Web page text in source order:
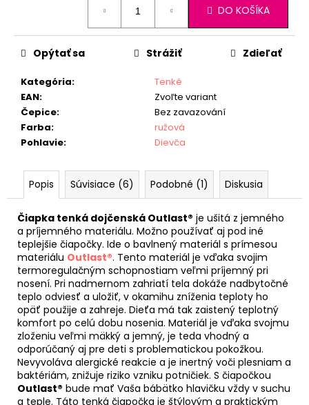
DO KOŠÍKA
Kategória:
Tenké
EAN:
Zvoľte variant
Čepice:
Bez zavazování
Farba:
ružová
Pohlavie: Dievča
Opýtať sa Strážiť Zdieľať
Popis Súvisiace (6) Podobné (1) Diskusia
Čiapka tenká dojčenská Outlast® je ušitá z jemného
a príjemného materiálu. Možno používať aj pod iné
teplejšie čiapočky. Ide o bavlnený materiál s prímesou
materiálu Outlast®. Tento materiál je vďaka svojim
termoregulačným schopnostiam veľmi príjemný pri
nosení. Pri nadmernom zahriatí tela dokáže nadbytočné
teplo odviesť a uložiť, v okamihu zníženia teploty ho
opäť použije a zahreje. Dieťa má tak zaistený teplotný
komfort po celú dobu nosenia. Materiál je vďaka svojmu
zloženiu veľmi mäkký a jemný, je teda vhodný a
odporúčaný aj pre deti s problematickou pokožkou.
Nevyvoláva alergické reakcie a je inertný voči plesniam a
baktériám, znižuje riziko vzniku potničiek. S čiapočkou
Outlast® bude mať Vaša bábätko hlavičku vždy v suchu
a teple. Táto tenká čiapočka je štýlovým a praktickým